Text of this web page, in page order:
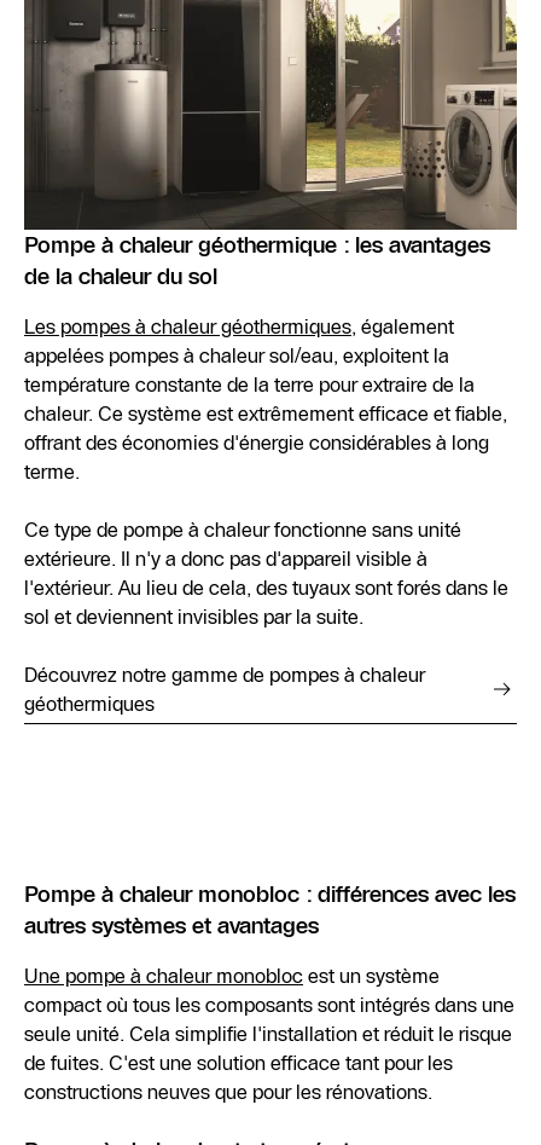
Pompe à chaleur géothermique : les avantages
de la chaleur du sol
Les pompes à chaleur géothermiques, également
appelées pompes à chaleur sol/eau, exploitent la
température constante de la terre pour extraire de la
chaleur. Ce système est extrêmement efficace et fiable,
offrant des économies d'énergie considérables à long
terme.
Ce type de pompe à chaleur fonctionne sans unité
extérieure. Il n'y a donc pas d'appareil visible à
l'extérieur. Au lieu de cela, des tuyaux sont forés dans le
sol et deviennent invisibles par la suite.
Découvrez notre gamme de pompes à chaleur
géothermiques
Pompe à chaleur monobloc : différences avec les
autres systèmes et avantages
Une pompe à chaleur monobloc est un système
compact où tous les composants sont intégrés dans une
seule unité. Cela simplifie l'installation et réduit le risque
de fuites. C'est une solution efficace tant pour les
constructions neuves que pour les rénovations.